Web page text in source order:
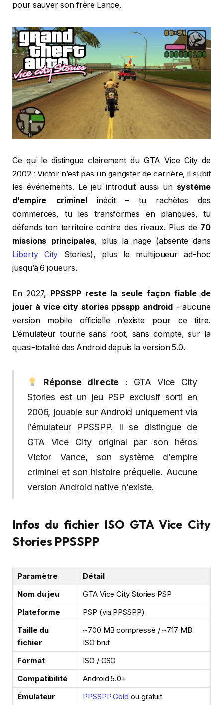
pour sauver son frère Lance.
Ce qui le distingue clairement du GTA Vice City de
2002 : Victor n’est pas un gangster de carrière, il subit
les événements. Le jeu introduit aussi un système
d’empire criminelinédit – tu rachètes des
commerces, tu les transformes en planques, tu
défends ton territoire contre des rivaux. Plus de 70
missions principales, plus la nage (absente dans
Liberty City Stories), plus le multijoueur ad-hoc
jusqu’à 6 joueurs.
En 2027,
PPSSPP reste la seule façon fiable de
jouer à vice city stories ppsspp android – aucune
version mobile officielle n’existe pour ce titre.
L’émulateur tourne sans root, sans compte, sur la
quasi-totalité des Android depuis la version 5.0.
Réponse directe : GTA Vice City
Stories est un jeu PSP exclusif sorti en
2006, jouable sur Android uniquement via
l’émulateur PPSSPP. Il se distingue de
GTA Vice City original par son héros
Victor Vance, son système d’empire
criminel et son histoire préquelle. Aucune
version Android native n’existe.
Infos du fichier ISO GTA Vice City
Stories PPSSPP
Paramètre
Détail
Nom du jeu
GTA Vice City Stories PSP
Plateforme
PSP (via PPSSPP)
Taille du
fichier
~700 MB compressé / ~717 MB
ISO brut
Format
ISO / CSO
Compatibilité
Android 5.0+
Émulateur
PPSSPP Gold ou gratuit